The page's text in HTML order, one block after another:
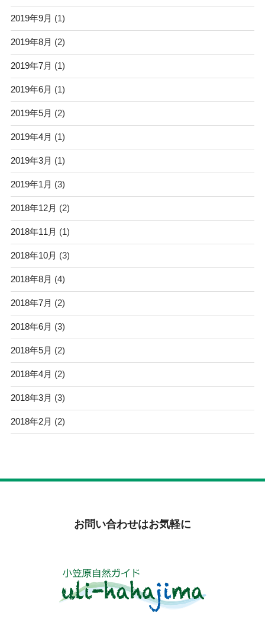
2019年9月 (1)
2019年8月 (2)
2019年7月 (1)
2019年6月 (1)
2019年5月 (2)
2019年4月 (1)
2019年3月 (1)
2019年1月 (3)
2018年12月 (2)
2018年11月 (1)
2018年10月 (3)
2018年8月 (4)
2018年7月 (2)
2018年6月 (3)
2018年5月 (2)
2018年4月 (2)
2018年3月 (3)
2018年2月 (2)
お問い合わせはお気軽に